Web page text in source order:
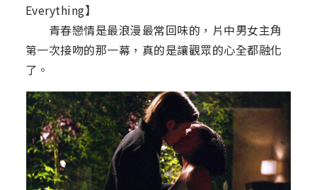
Everything】
青春戀情是最浪漫最常回味的，片中男女主角
第一次接吻的那一幕，真的是讓觀眾的心全都融化
了。